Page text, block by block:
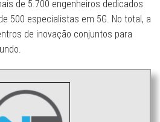
de 5.700 engenheiros dedicados
500 especialistas em 5G. No total, a
de inovação conjuntos para